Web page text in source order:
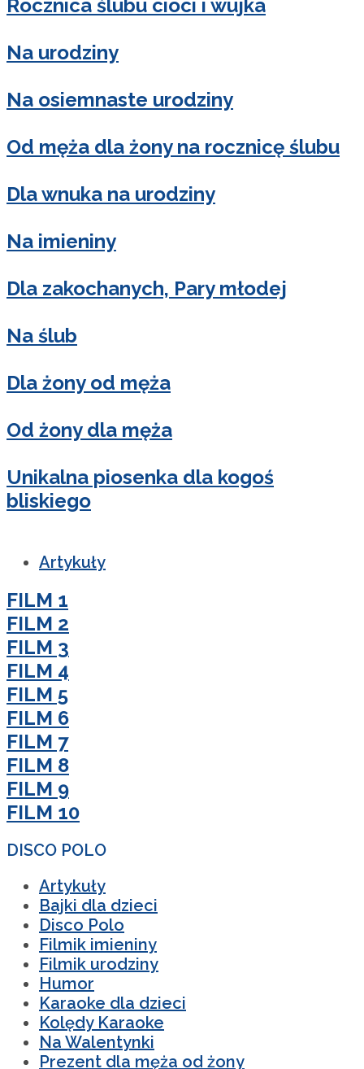
Rocznica ślubu cioci i wujka
Na urodziny
Na osiemnaste urodziny
Od męża dla żony na rocznicę ślubu
Dla wnuka na urodziny
Na imieniny
Dla zakochanych, Pary młodej
Na ślub
Dla żony od męża
Od żony dla męża
Unikalna piosenka dla kogoś
bliskiego
Artykuły
FILM 1
FILM 2
FILM 3
FILM 4
FILM 5
FILM 6
FILM 7
FILM 8
FILM 9
FILM 10
DISCO POLO
Artykuły
Bajki dla dzieci
Disco Polo
Filmik imieniny
Filmik urodziny
Humor
Karaoke dla dzieci
Kolędy Karaoke
Na Walentynki
Prezent dla męża od żony